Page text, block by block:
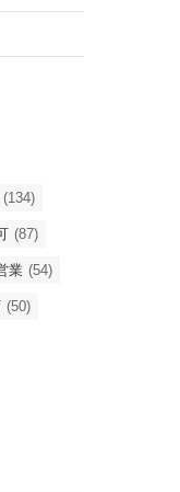
(134)
(87)
業 (54)
(50)